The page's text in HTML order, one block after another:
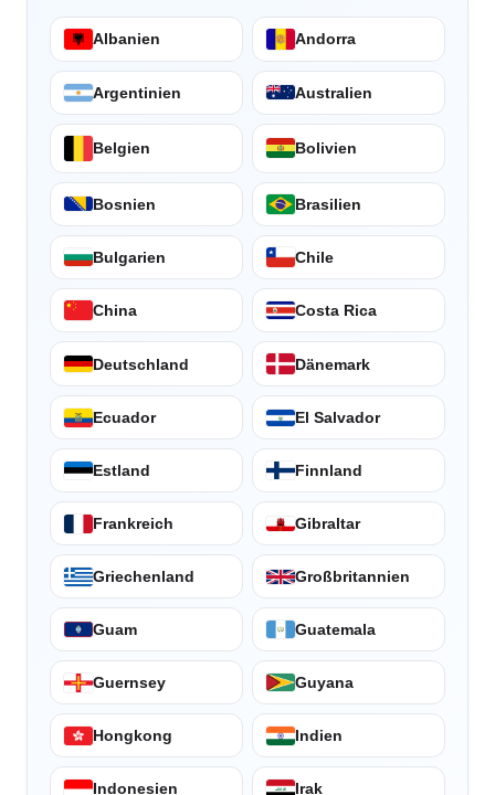
Albanien Andorra
Argentinien Australien
Belgien Bolivien
Bosnien Brasilien
Bulgarien Chile
China Costa Rica
Deutschland Dänemark
Ecuador El Salvador
Estland Finnland
Frankreich Gibraltar
Griechenland Großbritannien
Guam Guatemala
Guernsey Guyana
Hongkong Indien
Indonesien Irak